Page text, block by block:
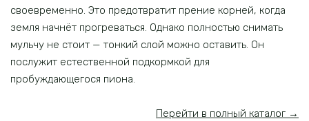
своевременно. Это предотвратит прение корней, когда
земля начнёт прогреваться. Однако полностью снимать
мульчу не стоит — тонкий слой можно оставить. Он
послужит естественной подкормкой для
пробуждающегося пиона.
Перейти в полный каталог →